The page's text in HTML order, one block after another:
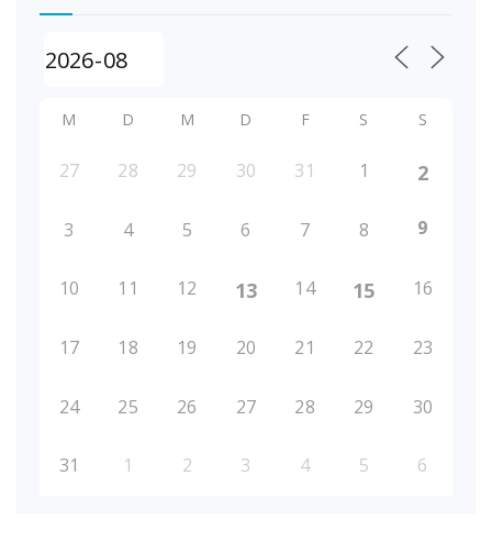
M D M D F S S
27 28 29 30 31 1 2
3 4 5 6 7 8 9
10 11 12 13 14 15 16
17 18 19 20 21 22 23
24 25 26 27 28 29 30
31 1 2 3 4 5 6